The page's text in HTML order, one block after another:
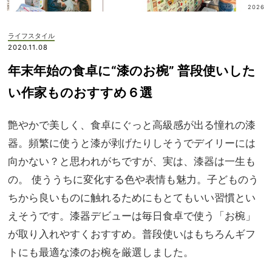
記憶
に一
生残
【極
上の
家族
旅】
を
がリ
の最
ル
メ】
選！
マラ
サ
タコ
ス
2026
ライフスタイル
2020.11.08
年末年始の食卓に“漆のお椀” 普段使いした
い作家ものおすすめ６選
艶やかで美しく、食卓にぐっと高級感が出る憧れの漆
器。頻繁に使うと漆が剥げたりしそうでデイリーには
向かない？と思われがちですが、実は、漆器は一生も
の。 使ううちに変化する色や表情も魅力。子どものう
ちから良いものに触れるためにもとてもいい習慣とい
えそうです。漆器デビューは毎日食卓で使う「お椀」
が取り入れやすくおすすめ。普段使いはもちろんギフ
トにも最適な漆のお椀を厳選しました。